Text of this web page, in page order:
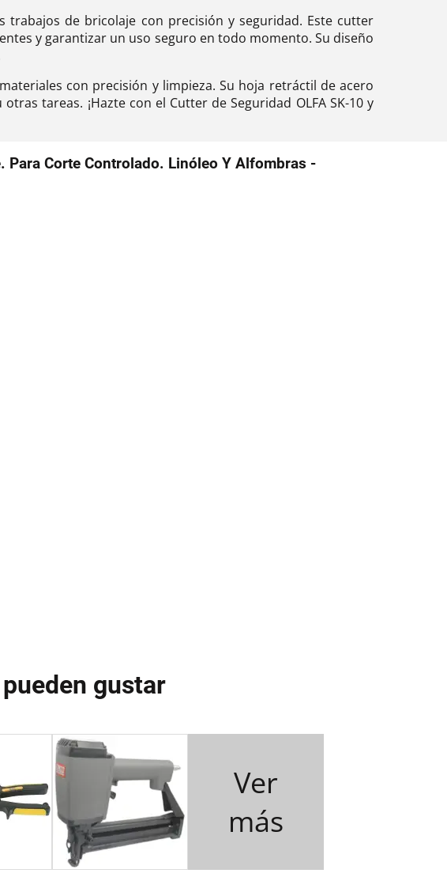
trabajos de bricolaje con precisión y seguridad. Este cutter
y garantizar un uso seguro en todo momento. Su diseño
con precisión y limpieza. Su hoja retráctil de acero
tareas. ¡Hazte con el Cutter de Seguridad OLFA SK-10 y
Corte Controlado. Linóleo Y Alfombras -
gustar
Ver
más